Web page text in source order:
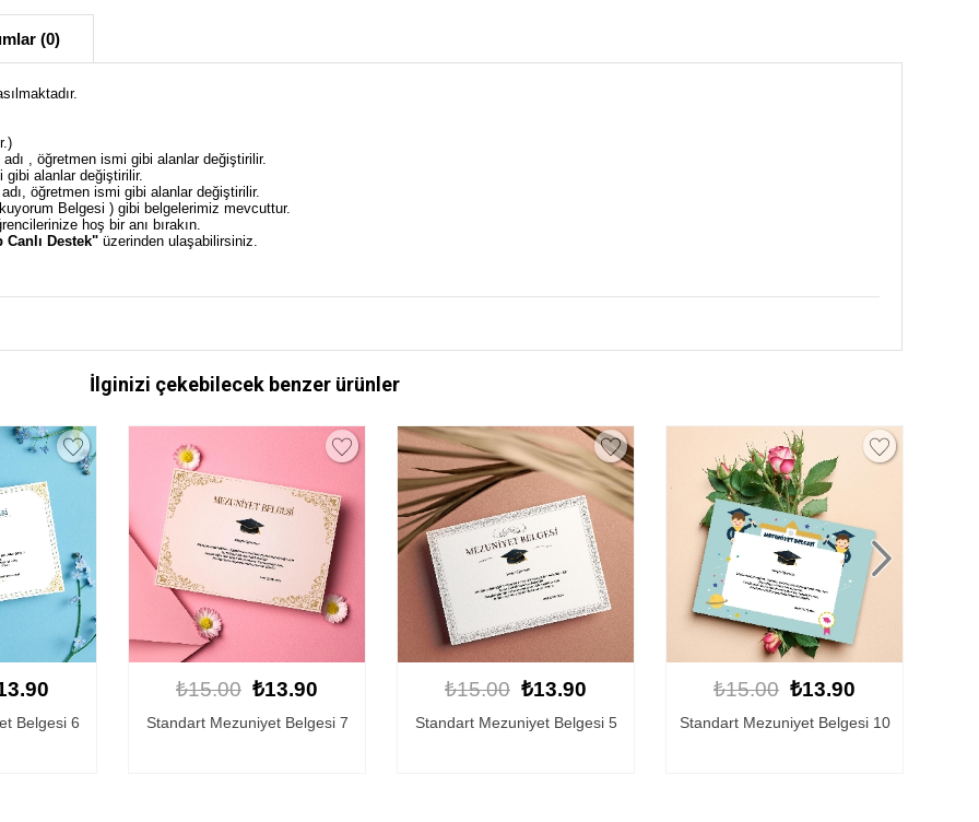
(0)
adı , öğretmen ismi gibi alanlar değiştirilir.
gibi alanlar değiştirilir.
öğretmen ismi gibi alanlar değiştirilir.
Belgesi ) gibi belgelerimiz mevcuttur.
hoş bir anı bırakın.
Canlı Destek" üzerinden ulaşabilirsiniz.
İlginizi çekebilecek benzer ürünler
Belgesi 7
₺15.00 ₺13.90
Standart Mezuniyet Belgesi 5
₺15.00 ₺13.90
Standart Mezuniyet Belgesi 10
₺15.00 ₺13.90
Kişiye Özel Mezuniyet Belgesi